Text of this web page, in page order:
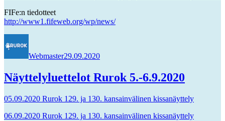
FIFe:n tiedotteet
http://www1.fifeweb.org/wp/news/
Webmaster29.09.2020
Näyttelyluettelot Rurok 5.-6.9.2020
05.09.2020 Rurok 129. ja 130. kansainvälinen kissanäyttely
06.09.2020 Rurok 129. ja 130. kansainvälinen kissanäyttely